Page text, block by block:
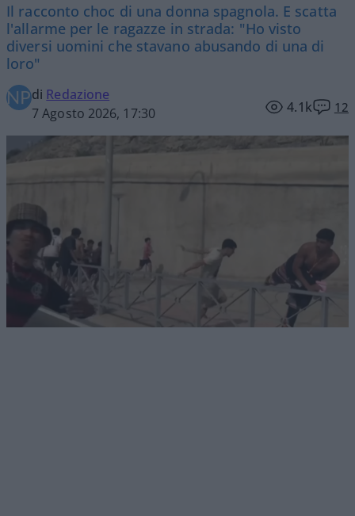
Il racconto choc di una donna spagnola. E scatta
l'allarme per le ragazze in strada: "Ho visto
diversi uomini che stavano abusando di una di
loro"
di Redazione
7 Agosto 2026, 17:30
4.1k 12